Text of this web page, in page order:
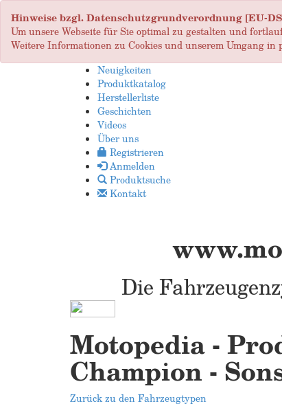
Hinweise bzgl. Datenschutzgrundverordnung [EU-
Um unsere Webseite für Sie optimal zu gestalten und
Weitere Informationen zu Cookies und unserem Umgang
Neuigkeiten
Produktkatalog
Herstellerliste
Geschichten
Videos
Über uns
Registrieren
Anmelden
Produktsuche
Kontakt
Die
Motopedia -
Champion -
Zurück zu den Fahrzeugtypen